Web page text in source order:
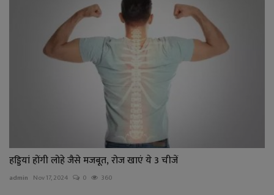
हड्डियां होंगी लोहे जैसे मजबूत, रोज खाएं ये 3 चीजें
admin Nov 17, 2024 0 360